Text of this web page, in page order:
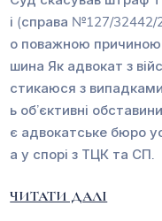
і (справа №127/32442/
о поважною
шина Як адвокат з
стикаюся з
ь об’єктивні
є адвокатське бюро
а у спорі з ТЦК та СП.
ЧИТАТИ ДАЛІ